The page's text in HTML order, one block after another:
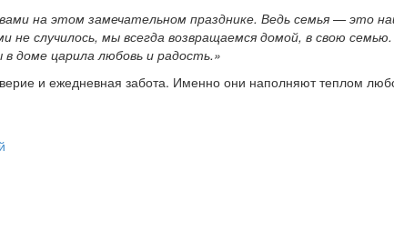
на этом замечательном празднике. Ведь семья — это
не случилось, мы всегда возвращаемся домой, в свою
доме царила любовь и радость.»
и ежедневная забота. Именно они наполняют теплом